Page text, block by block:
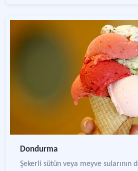
Dondurma
Şekerli sütün veya meyve sularının